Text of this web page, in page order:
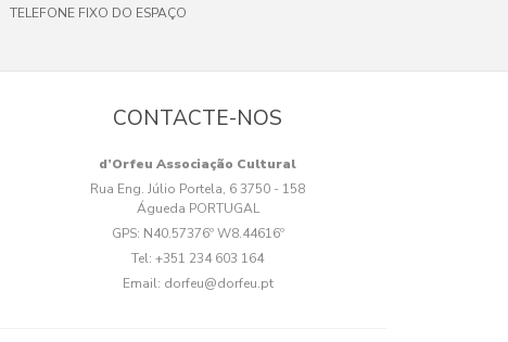
TELEFONE FIXO DO ESPAÇO
CONTACTE-NOS
d’Orfeu Associação Cultural
Rua Eng. Júlio Portela, 6 3750 - 158
Águeda PORTUGAL
GPS: N40.57376º W8.44616º
Tel:+351 234 603 164
Email: dorfeu@dorfeu.pt